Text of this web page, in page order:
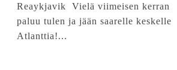
Reaykjavik Vielä viimeisen kerran
paluu tulen ja jään saarelle keskelle
Atlanttia!...